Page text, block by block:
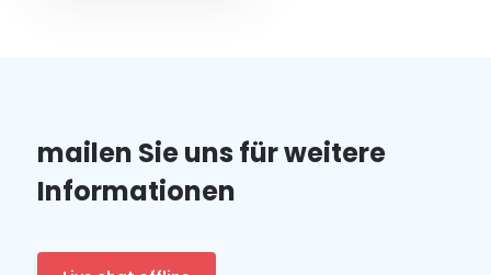
mailen Sie uns für weitere
Informationen